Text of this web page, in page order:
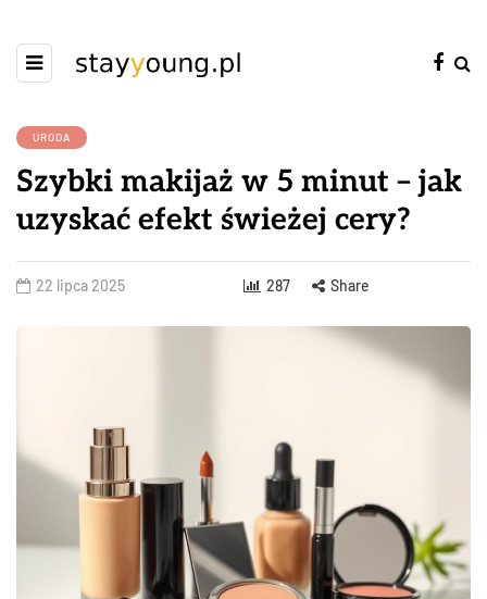
URODA
Szybki makijaż w 5 minut – jak
uzyskać efekt świeżej cery?
22 lipca 2025 287 Share